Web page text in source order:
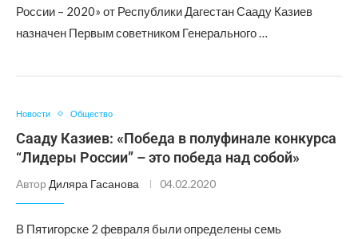
России – 2020» от Республики Дагестан Сааду Казиев
назначен Первым советником Генерального …
Новости Общество
Сааду Казиев: «Победа в полуфинале конкурса
“Лидеры России” – это победа над собой»
Автор Диляра Гасанова 04.02.2020
В Пятигорске 2 февраля были определены семь